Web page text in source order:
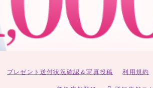
プレゼント送付状況確認＆写真投稿 利用規約